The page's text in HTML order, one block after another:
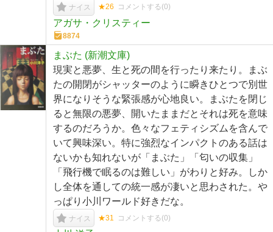
ナイス ★26 コメントする(0)
アガサ・クリスティー
8874
まぶた (新潮文庫)
現実と悪夢、生と死の間を行ったり来たり。まぶ
たの開閉がシャッターのように瞬きひとつで別世
界になりそうな緊張感が心地良い。まぶたを閉じ
ると無限の悪夢、開いたままだとそれは死を意味
するのだろうか。色々なフェティシズムを含んで
いて興味深い。特に強烈なインパクトのある話は
ないかも知れないが「まぶた」「匂いの収集」
「飛行機で眠るのは難しい」がわりと好み。しか
し全体を通しての統一感が凄いと思わされた。や
っぱり小川ワールド好きだな。
ナイス ★31 コメントする(0)